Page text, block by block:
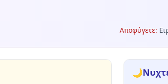
Αποφύγετε:
🌙